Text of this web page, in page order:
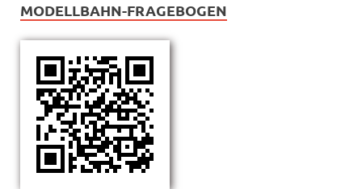
MODELLBAHN-FRAGEBOGEN